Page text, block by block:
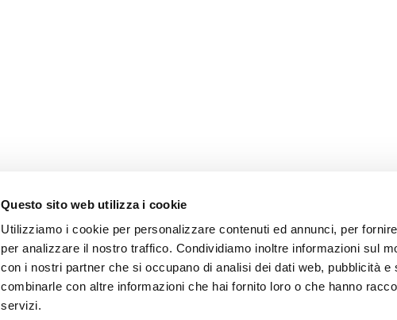
Questo sito web utilizza i cookie
Utilizziamo i cookie per personalizzare contenuti ed annunci, per
per analizzare il nostro traffico. Condividiamo inoltre informazioni sul
con i nostri partner che si occupano di analisi dei dati web, pubblicità e
combinarle con altre informazioni che hai fornito loro o che hanno
servizi.